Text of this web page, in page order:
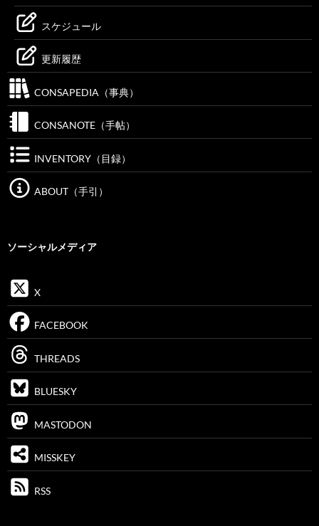
スケジュール
更新履歴
CONSAPEDIA（事典）
CONSANOTE（手帖）
INVENTORY（目録）
ABOUT（手引）
ソーシャルメディア
X
FACEBOOK
THREADS
BLUESKY
MASTODON
MISSKEY
RSS